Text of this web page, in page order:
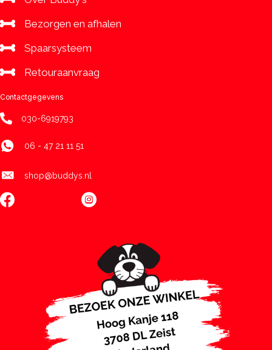
Bezorgen en afhalen
Spaarsysteem
Retouraanvraag
Contactgegevens
030-6919793
06 - 47 21 11 51
shop@buddys.nl